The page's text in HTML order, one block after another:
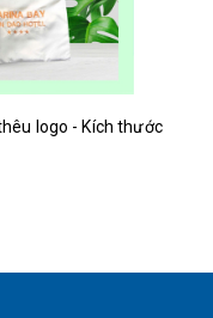
logo - Kích thước